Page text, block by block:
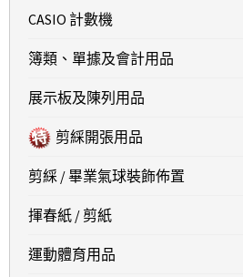
CASIO 計數機
簿類、單據及會計用品
展示板及陳列用品
剪綵開張用品
剪綵 / 畢業氣球裝飾佈置
揮春紙 / 剪紙
運動體育用品